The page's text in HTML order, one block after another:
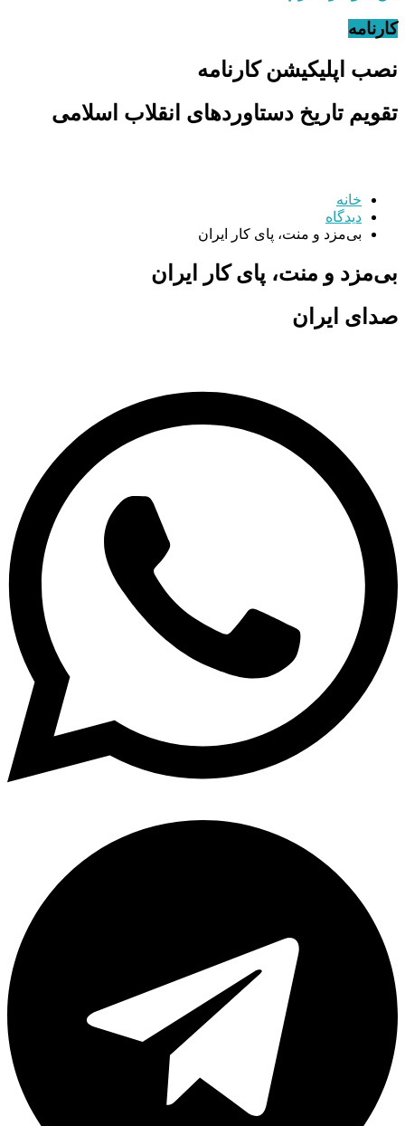
کارنامه
نصب اپلیکیشن کارنامه
تقویم تاریخ دستاوردهای انقلاب اسلامی
خانه
دیدگاه
بی‌مزد و منت، پای کار ایران
بی‌مزد و منت، پای کار ایران
صدای ایران